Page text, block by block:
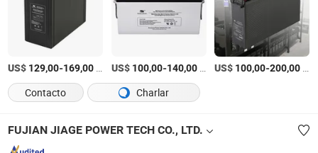
US$ 129,00-169,00 US$ 100,00-140,00/Pieza US$ 100,00-200,00
Contacto
Charlar
FUJIAN JIAGE POWER TECH CO., LTD.